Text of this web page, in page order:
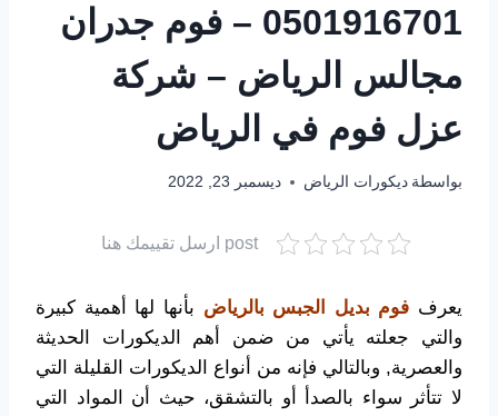
0501916701 – فوم جدران
مجالس الرياض – شركة
عزل فوم في الرياض
بواسطة ديكورات الرياض ديسمبر 23, 2022
post ارسل تقييمك هنا
يعرف فوم بديل الجبس بالرياض بأنها لها أهمية كبيرة
والتي جعلته يأتي من ضمن أهم الديكورات الحديثة
والعصرية, وبالتالي فإنه من أنواع الديكورات القليلة التي
لا تتأثر سواء بالصدأ أو بالتشقق، حيث أن المواد التي